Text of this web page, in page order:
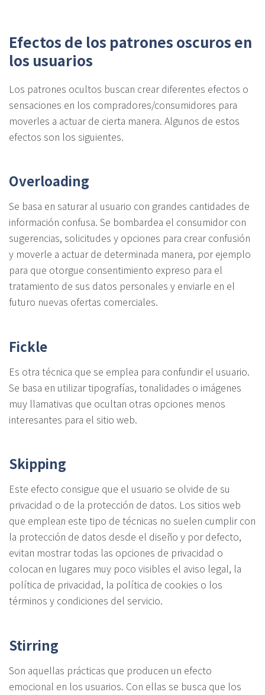
Efectos de los patrones oscuros en
los usuarios
Los patrones ocultos buscan crear diferentes efectos o
sensaciones en los compradores/consumidores para
moverles a actuar de cierta manera. Algunos de estos
efectos son los siguientes.
Overloading
Se basa en saturar al usuario con grandes cantidades de
información confusa. Se bombardea el consumidor con
sugerencias, solicitudes y opciones para crear confusión
y moverle a actuar de determinada manera, por ejemplo
para que otorgue consentimiento expreso para el
tratamiento de sus datos personales y enviarle en el
futuro nuevas ofertas comerciales.
Fickle
Es otra técnica que se emplea para confundir el usuario.
Se basa en utilizar tipografías, tonalidades o imágenes
muy llamativas que ocultan otras opciones menos
interesantes para el sitio web.
Skipping
Este efecto consigue que el usuario se olvide de su
privacidad o de la protección de datos. Los sitios web
que emplean este tipo de técnicas no suelen cumplir con
la protección de datos desde el diseño y por defecto,
evitan mostrar todas las opciones de privacidad o
colocan en lugares muy poco visibles el aviso legal, la
política de privacidad, la política de cookies o los
términos y condiciones del servicio.
Stirring
Son aquellas prácticas que producen un efecto
emocional en los usuarios. Con ellas se busca que los